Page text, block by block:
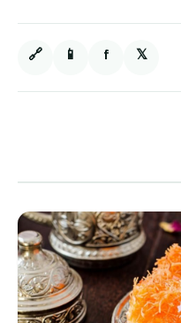
𝕏
f
📱
🔗